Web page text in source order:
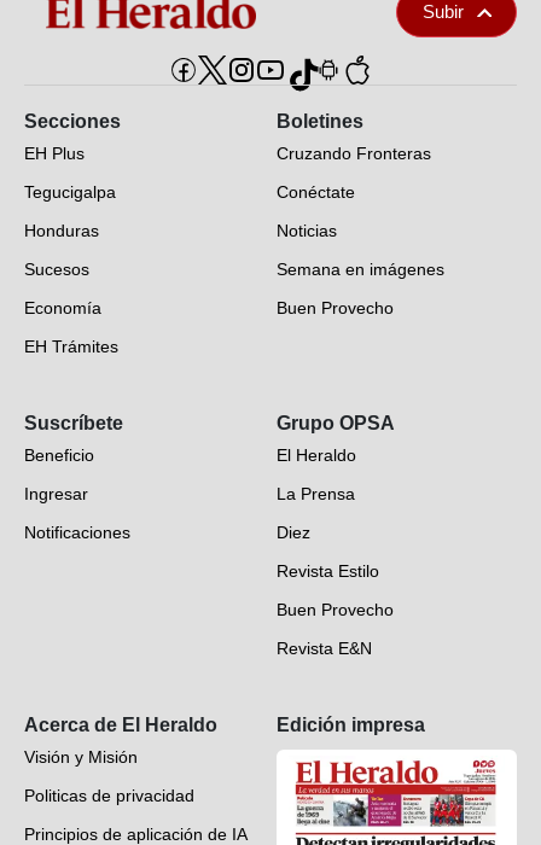
Subir
Secciones
EH Plus
Tegucigalpa
Honduras
Sucesos
Economía
EH Trámites
EH Verifica
Fotogalerías
Deportes
Videos
Boletines
Cruzando Fronteras
Conéctate
Noticias
Semana en imágenes
Buen Provecho
Suscríbete
Beneficio
Ingresar
Notificaciones
Grupo OPSA
El Heraldo
La Prensa
Diez
Revista Estilo
Buen Provecho
Revista E&N
Acerca de El Heraldo
Visión y Misión
Politicas de privacidad
Principios de aplicación de IA
Edición impresa